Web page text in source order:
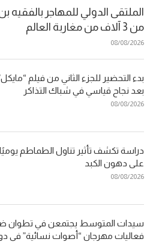
الملتقى الدولي للمهاجر
من 3 آلاف من مغاربة العالم
08/08/2026
بدء التحضير للجزء الثاني من فيلم
بعد نجاح قياسي في شباك التذاكر
08/08/2026
دراسة تكشف تأثير تناول الطماطم يوميًا
على دهون الكبد
08/08/2026
سيدات المتوسط يجتمعن في تطوان
فعاليات مهرجان “أصوات نسائية” في